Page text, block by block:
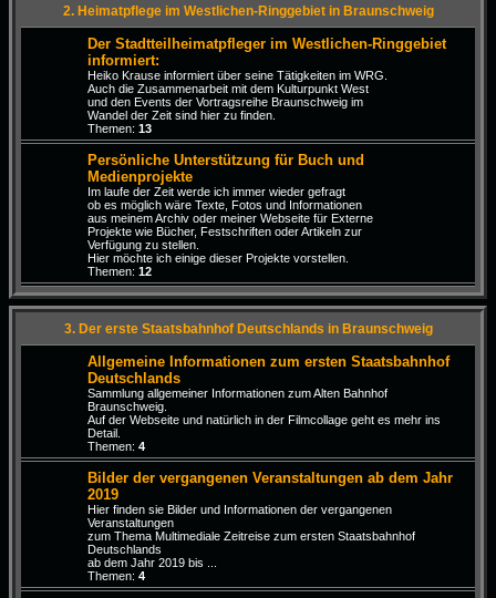
2. Heimatpflege im Westlichen-Ringgebiet in Braunschweig
Der Stadtteilheimatpfleger im Westlichen-Ringgebiet
informiert:
Heiko Krause informiert über seine Tätigkeiten im WRG.
Auch die Zusammenarbeit mit dem Kulturpunkt West
und den Events der Vortragsreihe Braunschweig im
Wandel der Zeit sind hier zu finden.
Themen: 13
Persönliche Unterstützung für Buch und
Medienprojekte
Im laufe der Zeit werde ich immer wieder gefragt
ob es möglich wäre Texte, Fotos und Informationen
aus meinem Archiv oder meiner Webseite für Externe
Projekte wie Bücher, Festschriften oder Artikeln zur
Verfügung zu stellen.
Hier möchte ich einige dieser Projekte vorstellen.
Themen: 12
3. Der erste Staatsbahnhof Deutschlands in Braunschweig
Allgemeine Informationen zum ersten Staatsbahnhof
Deutschlands
Sammlung allgemeiner Informationen zum Alten Bahnhof
Braunschweig.
Auf der Webseite und natürlich in der Filmcollage geht es mehr ins
Detail.
Themen: 4
Bilder der vergangenen Veranstaltungen ab dem Jahr
2019
Hier finden sie Bilder und Informationen der vergangenen
Veranstaltungen
zum Thema Multimediale Zeitreise zum ersten Staatsbahnhof
Deutschlands
ab dem Jahr 2019 bis ...
Themen: 4